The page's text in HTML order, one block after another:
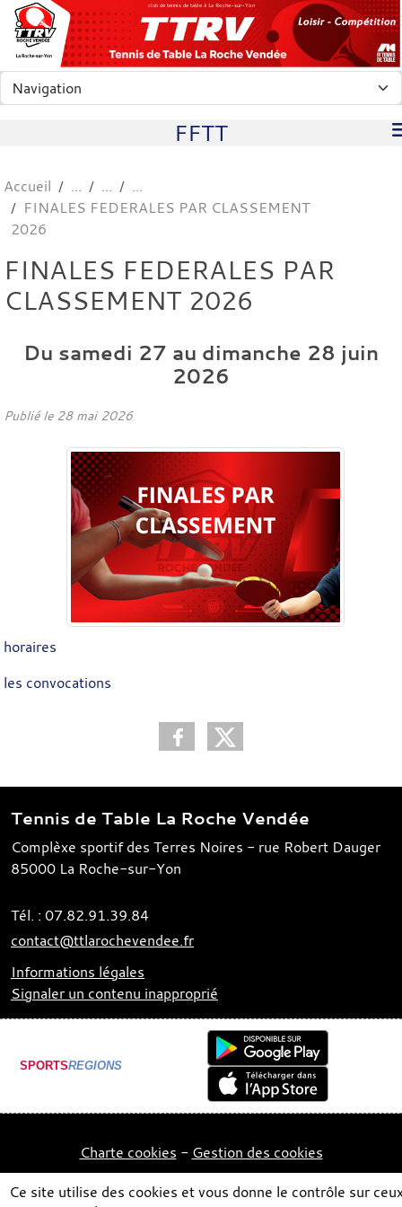
club de tennis de table à La Roche-sur-Yon
FFTT
Accueil
FINALES FEDERALES PAR CLASSEMENT
2026
FINALES FEDERALES PAR
CLASSEMENT 2026
Du samedi 27 au dimanche 28 juin
2026
Publié le 28 mai 2026
horaires
les convocations
Tennis de Table La Roche Vendée
Complèxe sportif des Terres Noires - rue Robert Dauger
85000 La Roche-sur-Yon
Tél. : 07.82.91.39.84
contact@ttlarochevendee.fr
Informations légales
Signaler un contenu inapproprié
SPORTSREGIONS
Charte cookies Gestion des cookies
Panneau de gestion des cookies
Ce site utilise des cookies et vous donne le contrôle sur